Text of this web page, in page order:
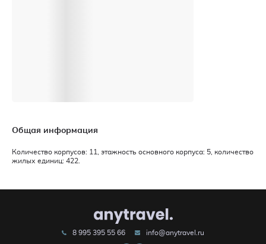
Общая информация
Количество корпусов: 11, этажность основного корпуса: 5, количество
жилых единиц: 422.
8 995 395 55 66 info@anytravel.ru